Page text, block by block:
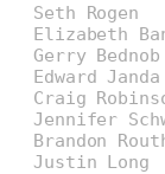
Seth Rogen
Elizabeth
Gerry Bednob
Edward Janda
Craig
Jennifer
Brandon
Justin Long